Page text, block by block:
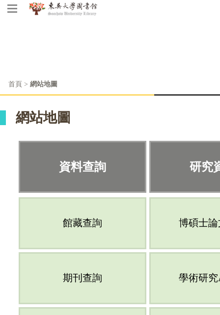
首頁 > 網站地圖
網站地圖
資料查詢
館藏查詢
期刊查詢
研究
博碩士
學術研